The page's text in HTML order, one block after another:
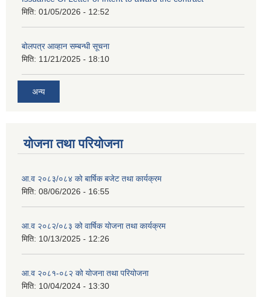
मिति: 01/05/2026 - 12:52
बोलपत्र आव्हान सम्बन्धी सूचना
मिति: 11/21/2025 - 18:10
अन्य
योजना तथा परियोजना
आ.व २०८३/०८४ को बार्षिक बजेट तथा कार्यक्रम
मिति: 08/06/2026 - 16:55
आ.व २०८२/०८३ को वार्षिक योजना तथा कार्यक्रम
मिति: 10/13/2025 - 12:26
आ.व २०८१-०८२ को योजना तथा परियोजना
मिति: 10/04/2024 - 13:30